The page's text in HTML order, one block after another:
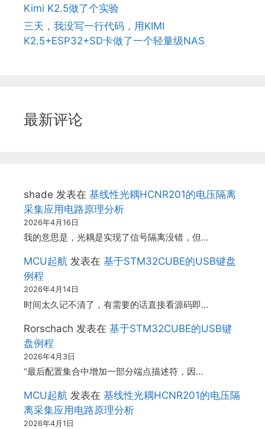
Kimi K2.5做了个实验
三天，我没写一行代码，用KIMI
K2.5+ESP32+SD卡做了一个轻量级NAS
最新评论
shade 发表在 基线性光耦HCNR201的电压隔离
采集应用电路原理分析
2026年4月16日
我的意思是，光耦是实现了信号隔离没错，但…
MCU起航 发表在 基于STM32CUBE的USB键盘
例程
2026年4月14日
时间太久记不清了，有需要的话直接看源码即…
Rorschach 发表在 基于STM32CUBE的USB键
盘例程
2026年4月3日
“最后配置集合中增加一部分端点描述符，因…
MCU起航 发表在 基线性光耦HCNR201的电压隔
离采集应用电路原理分析
2026年4月1日